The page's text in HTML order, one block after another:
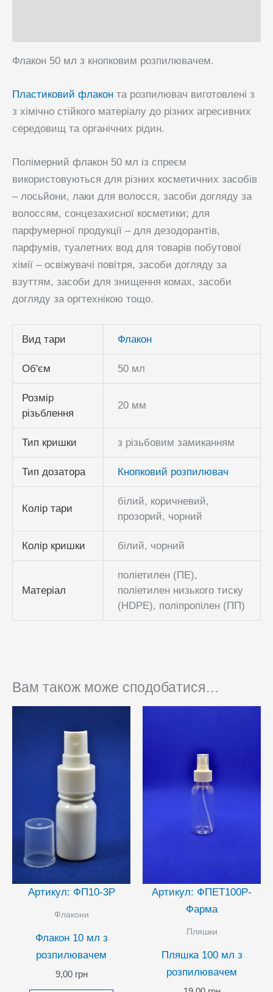
Флакон 50 мл з кнопковим розпилювачем.
Пластиковий флакон та розпилювач виготовлені ​​з
з хімічно стійкого матеріалу до різних агресивних
середовищ та органічних рідин.
Полімерний флакон 50 мл із спреєм
використовуються для різних косметичних засобів
– лосьйони, лаки для волосся, засоби догляду за
волоссям, сонцезахисної косметики; для
парфумерної продукції – для дезодорантів,
парфумів, туалетних вод для товарів побутової
хімії – освіжувачі повітря, засоби догляду за
взуттям, засоби для знищення комах, засоби
догляду за оргтехнікою тощо.
Вид тари Флакон
Об'єм 50 мл
Розмір
різьблення
20 мм
Тип кришки з різьбовим замиканням
Тип дозатора Кнопковий розпилювач
Колір тари
білий, коричневий,
прозорий, чорний
Колір кришки білий, чорний
Матеріал
поліетилен (ПЕ),
поліетилен низького тиску
(HDPE), поліпропілен (ПП)
Вам також може сподобатися…
Артикул: ФП10-3Р
Флакони
Флакон 10 мл з
розпилювачем
9,00 грн
Артикул: ФПЕТ100Р-
Фарма
Пляшки
Пляшка 100 мл з
розпилювачем